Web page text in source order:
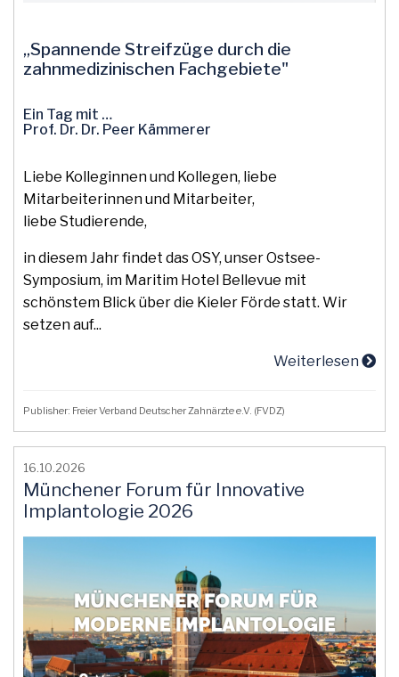
„Spannende Streifzüge durch die
zahnmedizinischen Fachgebiete"
Ein Tag mit …
Prof. Dr. Dr. Peer Kämmerer
Liebe Kolleginnen und Kollegen, liebe
Mitarbeiterinnen und Mitarbeiter,
liebe Studierende,
in diesem Jahr findet das OSY, unser Ostsee-
Symposium, im Maritim Hotel Bellevue mit
schönstem Blick über die Kieler Förde statt. Wir
setzen auf...
Weiterlesen
Publisher: Freier Verband Deutscher Zahnärzte e.V. (FVDZ)
16.10.2026
Münchener Forum für Innovative
Implantologie 2026